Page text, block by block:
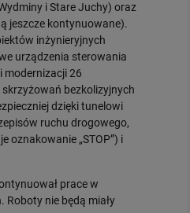
i Stare Juchy) oraz
jeszcze kontynuowane).
inżynieryjnych
urządzenia sterowania
modernizacji 26
bezkolizyjnych
dzięki tunelowi
ruchu drogowego,
oznakowanie „STOP”) i
prace w
nie będą miały